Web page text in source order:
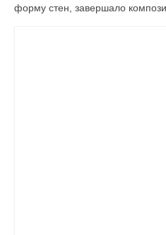
форму стен, завершало